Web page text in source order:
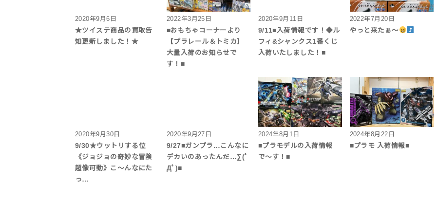
2020年9月6日
★ツイステ商品の買取告
知更新しました！★
2022年3月25日
■おもちゃコーナーより
【プラレール＆トミカ】
大量入荷のお知らせで
す！■
2020年9月11日
9/11■入荷情報です！◆ル
フィ&シャンクス1番くじ
入荷いたしました！■
2022年7月20日
やっと来たぁ〜
2020年9月30日
9/30★ウットリする位
《ジョジョの奇妙な冒険
超像可動》こ〜んなにた
っ…
2020年9月27日
9/27■ガンプラ…こんなに
デカいのあったんだ…∑(ﾟ
Дﾟ)■
2024年8月1日
■プラモデルの入荷情報
で〜す！■
2024年8月22日
■プラモ 入荷情報■